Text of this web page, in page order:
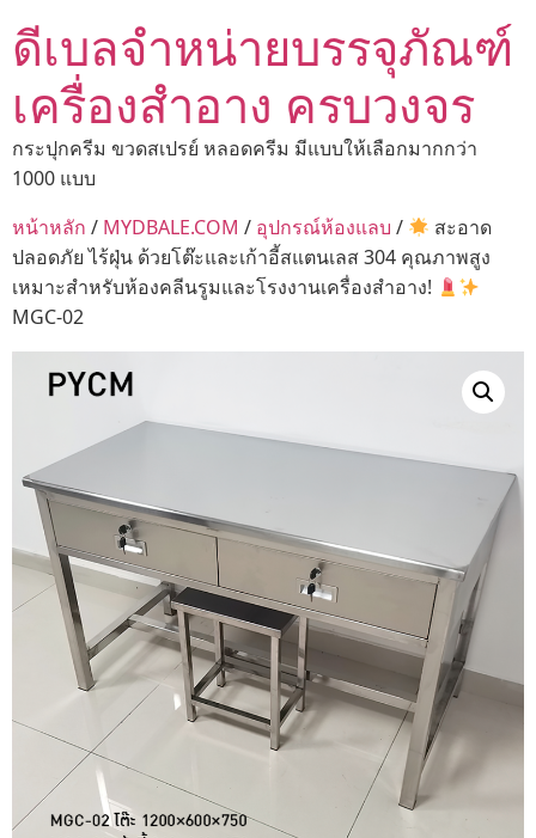
ดีเบลจำหน่ายบรรจุภัณฑ์
เครื่องสำอาง ครบวงจร
กระปุกครีม ขวดสเปรย์ หลอดครีม มีแบบให้เลือกมากกว่า
1000 แบบ
หน้าหลัก / MYDBALE.COM / อุปกรณ์ห้องแลบ /
สะอาด
ปลอดภัย ไร้ฝุ่น ด้วยโต๊ะและเก้าอี้สแตนเลส 304 คุณภาพสูง
เหมาะสำหรับห้องคลีนรูมและโรงงานเครื่องสำอาง!
MGC-02